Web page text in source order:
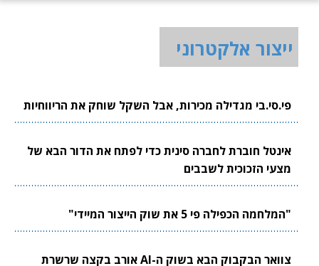
ייצור אלקטרוני
פי.סי.בי מגדילה מכירות, אבל השקל שוחק את הריווחיות
אינטל חוברת לחברה סינית כדי לפתח את הדור הבא של
מצעי הזכוכית לשבבים
"המלחמה הכפילה פי 5 את שוק הייצור המיידי"
צוואר הבקבוק הבא בשוק ה-AI אורב בקצה שרשרת